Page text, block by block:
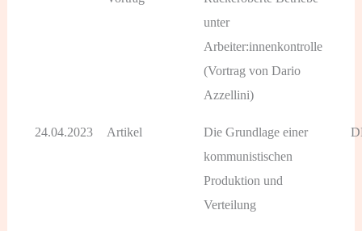
unter
Arbeiter:innenkontrolle
(Vortrag von Dario
Azzellini)
24.04.2023 Artikel
Die Grundlage einer
kommunistischen
Produktion und
Verteilung